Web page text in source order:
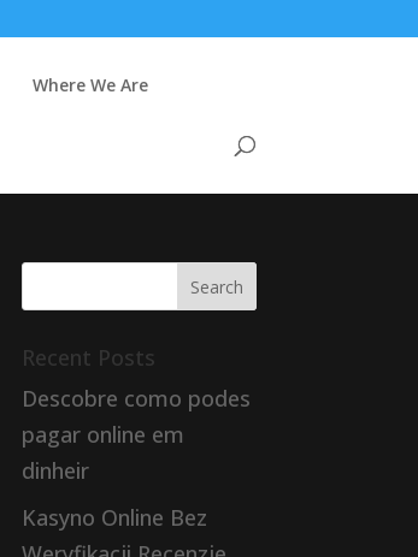
Where We Are
Recent Posts
Descobre como podes
pagar online em
dinheir
Kasyno Online Bez